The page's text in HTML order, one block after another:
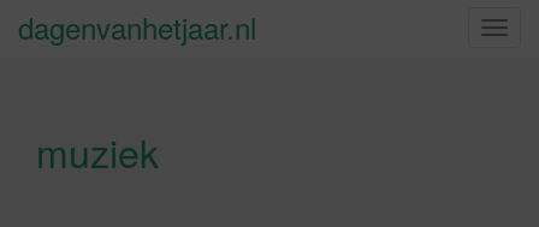
S
dagenvanhetjaar.nl
muziek